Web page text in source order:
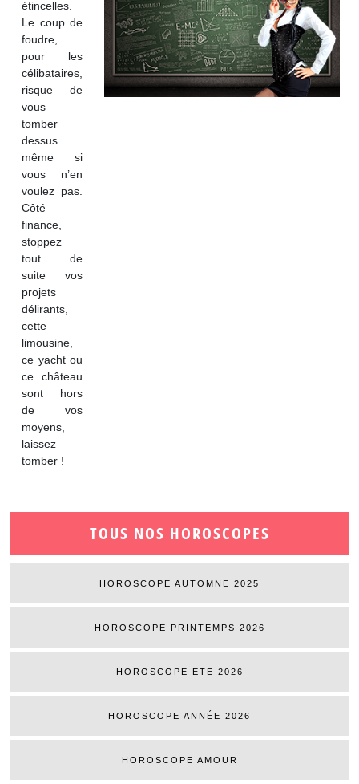
TOUS NOS HOROSCOPES
HOROSCOPE AUTOMNE 2025
HOROSCOPE PRINTEMPS 2026
HOROSCOPE ETE 2026
HOROSCOPE ANNÉE 2026
HOROSCOPE AMOUR
étincelles.
Le coup de
foudre,
pour les
célibataires,
risque de
vous
tomber
dessus
même si
vous n’en
voulez pas.
Côté
finance,
stoppez
tout de
suite vos
projets
délirants,
cette
limousine,
ce yacht ou
ce château
sont hors
de vos
moyens,
laissez
tomber !